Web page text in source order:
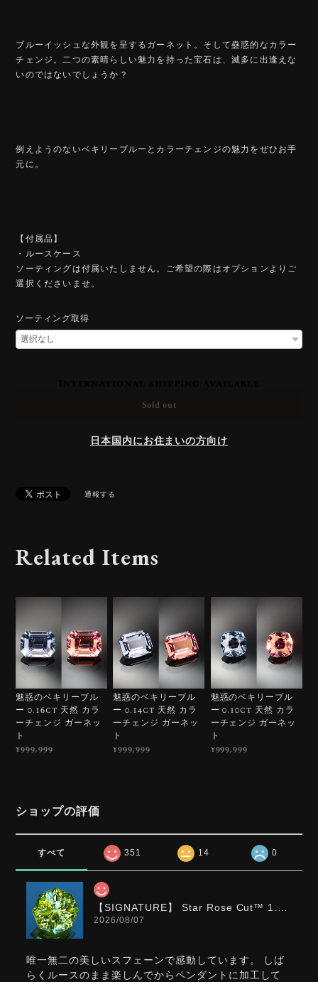
ブルーイッシュな外観を呈するガーネット。そして蠱惑的なカラー
チェンジ。二つの素晴らしい魅力を持った宝石は、滅多に出逢えな
いのではないでしょうか？
例えようのないベキリーブルーとカラーチェンジの魅力をぜひお手
元に。
【付属品】
・ルースケース
ソーティングは付属いたしません。ご希望の際はオプションよりご
選択くださいませ。
ソーティング取得
Sold out
日本国内にお住まいの方向け
通報する
Related Items
魅惑のベキリーブル
ー 0.16ct 天然 カラ
ーチェンジ ガーネッ
ト
¥999,999
魅惑のベキリーブル
ー 0.14ct 天然 カラ
ーチェンジ ガーネッ
ト
¥999,999
魅惑のベキリーブル
ー 0.10ct 天然 カラ
ーチェンジ ガーネッ
ト
¥999,999
ショップの評価
すべて 351 14 0
2026/08/07
唯一無二の美しいスフェーンで感動しています。 しば
らくルースのまま楽しんでからペンダントに加工して